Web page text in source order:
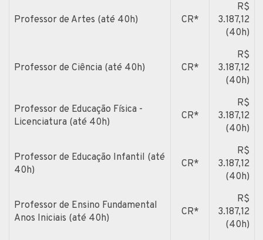
Professor de Artes (até 40h) CR*
R$
3.187,12
(40h)
Professor de Ciência (até 40h) CR*
R$
3.187,12
(40h)
Professor de Educação Física -
Licenciatura (até 40h)
CR*
R$
3.187,12
(40h)
Professor de Educação Infantil (até
40h)
CR*
R$
3.187,12
(40h)
Professor de Ensino Fundamental
Anos Iniciais (até 40h)
CR*
R$
3.187,12
(40h)